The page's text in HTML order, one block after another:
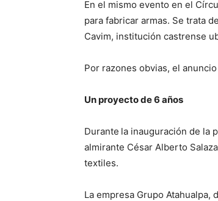
En el mismo evento en el
para fabricar armas. Se trata
Cavim, institución castrense
Por razones obvias, el
Un proyecto de 6 años
Durante la inauguración de la
almirante César Alberto
textiles.
La empresa Grupo Atahualpa,